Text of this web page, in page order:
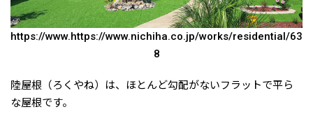
https://www.https://www.nichiha.co.jp/works/residential/63
8
陸屋根（ろくやね）は、ほとんど勾配がないフラットで平ら
な屋根です。